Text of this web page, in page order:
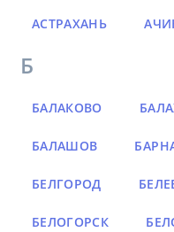
АСТРАХАНЬ
Б
БАЛАКОВО
БАЛАШОВ
БЕЛГОРОД
БЕЛОГОРСК